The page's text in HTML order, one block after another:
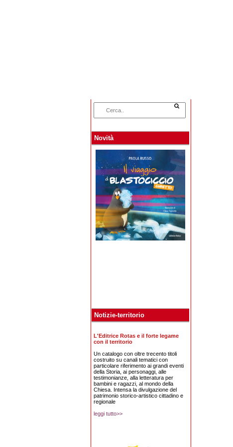
Novità
Notizie-territorio
L'Editrice Rotas e il forte legame
con il territorio
Un catalogo con oltre trecento titoli
costruito su canali tematici con
particolare riferimento ai grandi eventi
della Storia, ai personaggi, alle
testimonianze, alla letteratura per
bambini e ragazzi, al mondo della
Chiesa. Intensa la divulgazione del
patrimonio storico-artistico cittadino e
regionale
leggi tutto>>